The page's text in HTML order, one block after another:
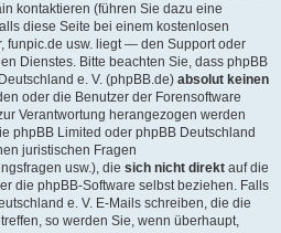
kontaktieren (führen Sie dazu eine
diese Seite bei einem kostenlosen
funpic.de usw. liegt — den Support oder
Dienstes. Bitte beachten Sie, dass phpBB
e. V. (phpBB.de) absolut keinen
oder die Benutzer der Forensoftware
Verantwortung herangezogen werden
phpBB Limited oder phpBB Deutschland
juristischen Fragen
usw.), die sich nicht direkt auf die
die phpBB-Software selbst beziehen. Falls
e. V. E-Mails schreiben, die die
so werden Sie, wenn überhaupt,